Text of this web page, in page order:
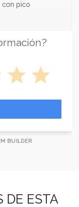
con pico
star star
BUILDER
DE ESTA